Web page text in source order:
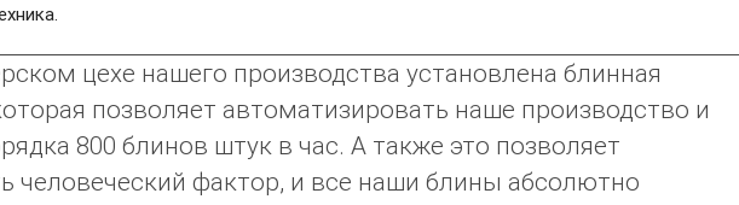
цехе нашего производства установлена блинная
позволяет автоматизировать наше производство и
800 блинов штук в час. А также это позволяет
человеческий фактор, и все наши блины абсолютно